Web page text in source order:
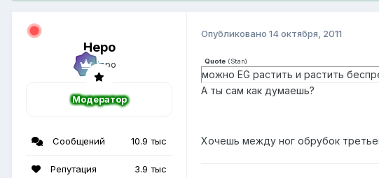
Неро
Модератор
Сообщений 10.9 тыс
Репутация 3.9 тыс
Опубликовано 14 октября, 2011
Quote (Stan)
можно EG растить и растить
А ты сам как думаешь?
Хочешь между ног обрубок